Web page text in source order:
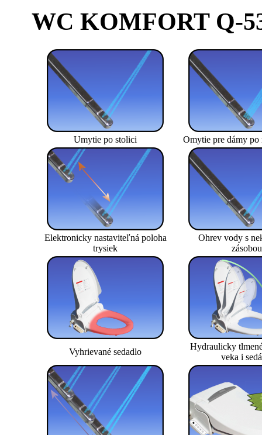
WC KOMFORT Q-
Umytie po stolici Omytie pre dámy po
Elektronicky nastaviteľná poloha
trysiek
Ohrev vody s
zásobou
Vyhrievané sedadlo
Hydraulicky
veka i